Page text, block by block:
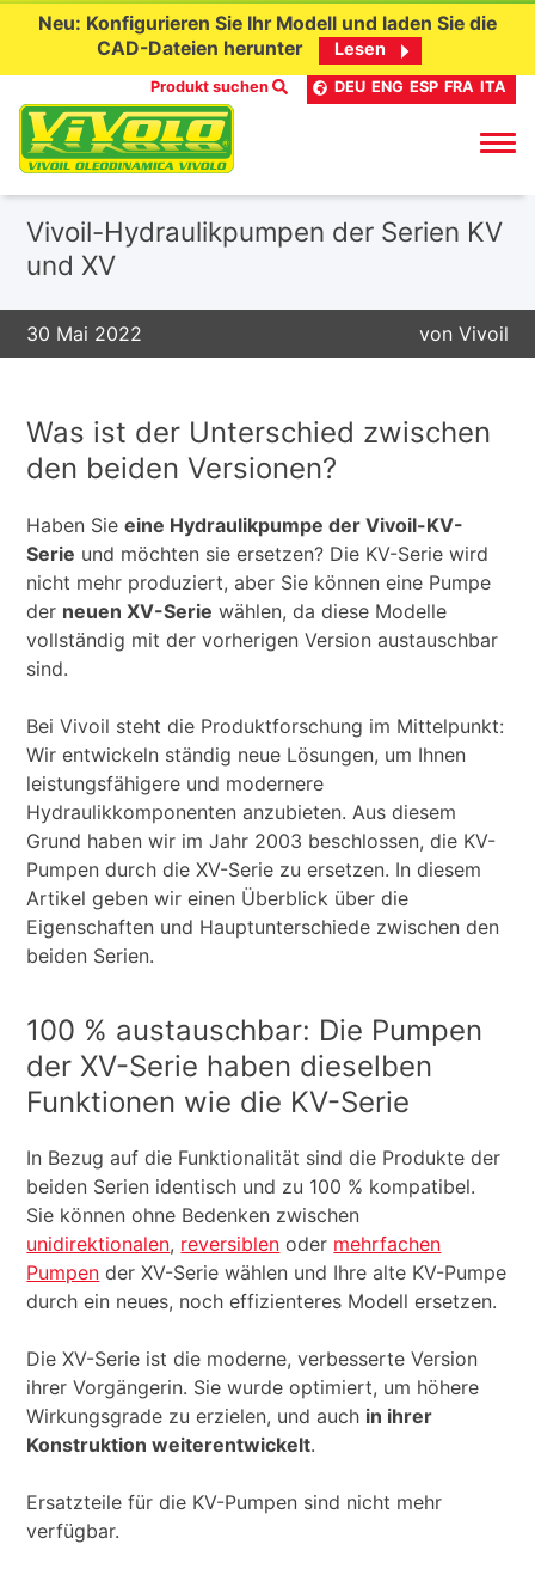
content
Neu: Konfigurieren Sie Ihr Modell und laden Sie die
CAD-Dateien herunter
Lesen
Produkt suchen DEU ENG ESP FRA ITA
Vivoil-Hydraulikpumpen der Serien KV
und XV
30 Mai 2022 von Vivoil
Was ist der Unterschied zwischen
den beiden Versionen?
Haben Sieeine Hydraulikpumpe der Vivoil-KV-
Serie und möchten sie ersetzen? Die KV-Serie wird
nicht mehr produziert, aber Sie können eine Pumpe
der neuen XV-Serie wählen, da diese Modelle
vollständig mit der vorherigen Version austauschbar
sind.
Bei Vivoil steht die Produktforschung im Mittelpunkt:
Wir entwickeln ständig neue Lösungen, um Ihnen
leistungsfähigere und modernere
Hydraulikkomponenten anzubieten. Aus diesem
Grund haben wir im Jahr 2003 beschlossen, die KV-
Pumpen durch die XV-Serie zu ersetzen. In diesem
Artikel geben wir einen Überblick über die
Eigenschaften und Hauptunterschiede zwischen den
beiden Serien.
100 % austauschbar: Die Pumpen
der XV-Serie haben dieselben
Funktionen wie die KV-Serie
In Bezug auf die Funktionalität sind die Produkte der
beiden Serien identisch und zu 100 % kompatibel.
Sie können ohne Bedenken zwischen
unidirektionalen, reversiblen oder mehrfachen
Pumpen der XV-Serie wählen und Ihre alte KV-Pumpe
durch ein neues, noch effizienteres Modell ersetzen.
Die XV-Serie ist die moderne, verbesserte Version
ihrer Vorgängerin. Sie wurde optimiert, um höhere
Wirkungsgrade zu erzielen, und auch in ihrer
Konstruktion weiterentwickelt.
Ersatzteile für die KV-Pumpen sind nicht mehr
verfügbar.